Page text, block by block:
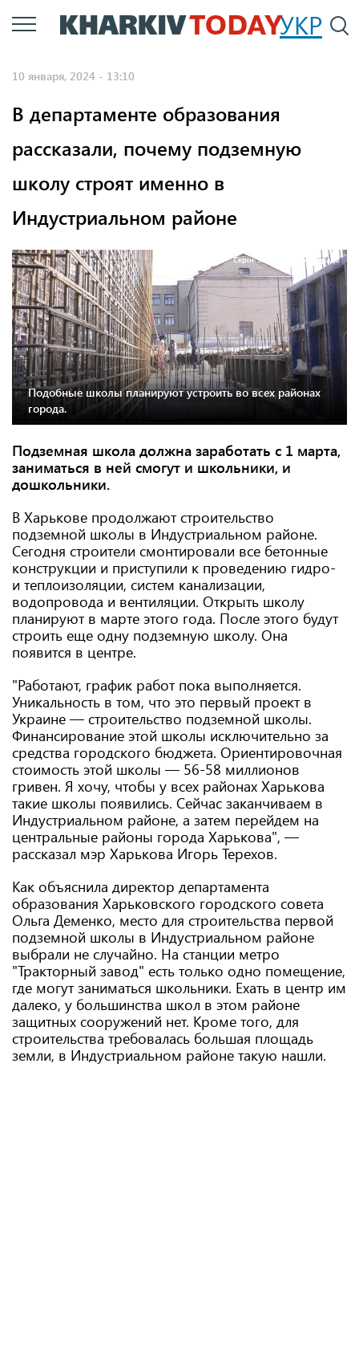
Перейти
к
УКР
10 января, 2024 - 13:10
В департаменте образования
рассказали, почему подземную
школу строят именно в
Индустриальном районе
Скрін: Харківська міськрада
Подобные школы планируют устроить во всех районах
города.
Подземная школа должна заработать с 1 марта,
заниматься в ней смогут и школьники, и
дошкольники.
В Харькове продолжают строительство
подземной школы в Индустриальном районе.
Сегодня строители смонтировали все бетонные
конструкции и приступили к проведению гидро-
и теплоизоляции, систем канализации,
водопровода и вентиляции. Открыть школу
планируют в марте этого года. После этого будут
строить еще одну подземную школу. Она
появится в центре.
"Работают, график работ пока выполняется.
Уникальность в том, что это первый проект в
Украине — строительство подземной школы.
Финансирование этой школы исключительно за
средства городского бюджета. Ориентировочная
стоимость этой школы — 56-58 миллионов
гривен. Я хочу, чтобы у всех районах Харькова
такие школы появились. Сейчас заканчиваем в
Индустриальном районе, а затем перейдем на
центральные районы города Харькова", —
рассказал мэр Харькова Игорь Терехов.
Как объяснила директор департамента
образования Харьковского городского совета
Ольга Деменко, место для строительства первой
подземной школы в Индустриальном районе
выбрали не случайно. На станции метро
"Тракторный завод" есть только одно помещение,
где могут заниматься школьники. Ехать в центр им
далеко, у большинства школ в этом районе
защитных сооружений нет. Кроме того, для
строительства требовалась большая площадь
земли, в Индустриальном районе такую нашли.